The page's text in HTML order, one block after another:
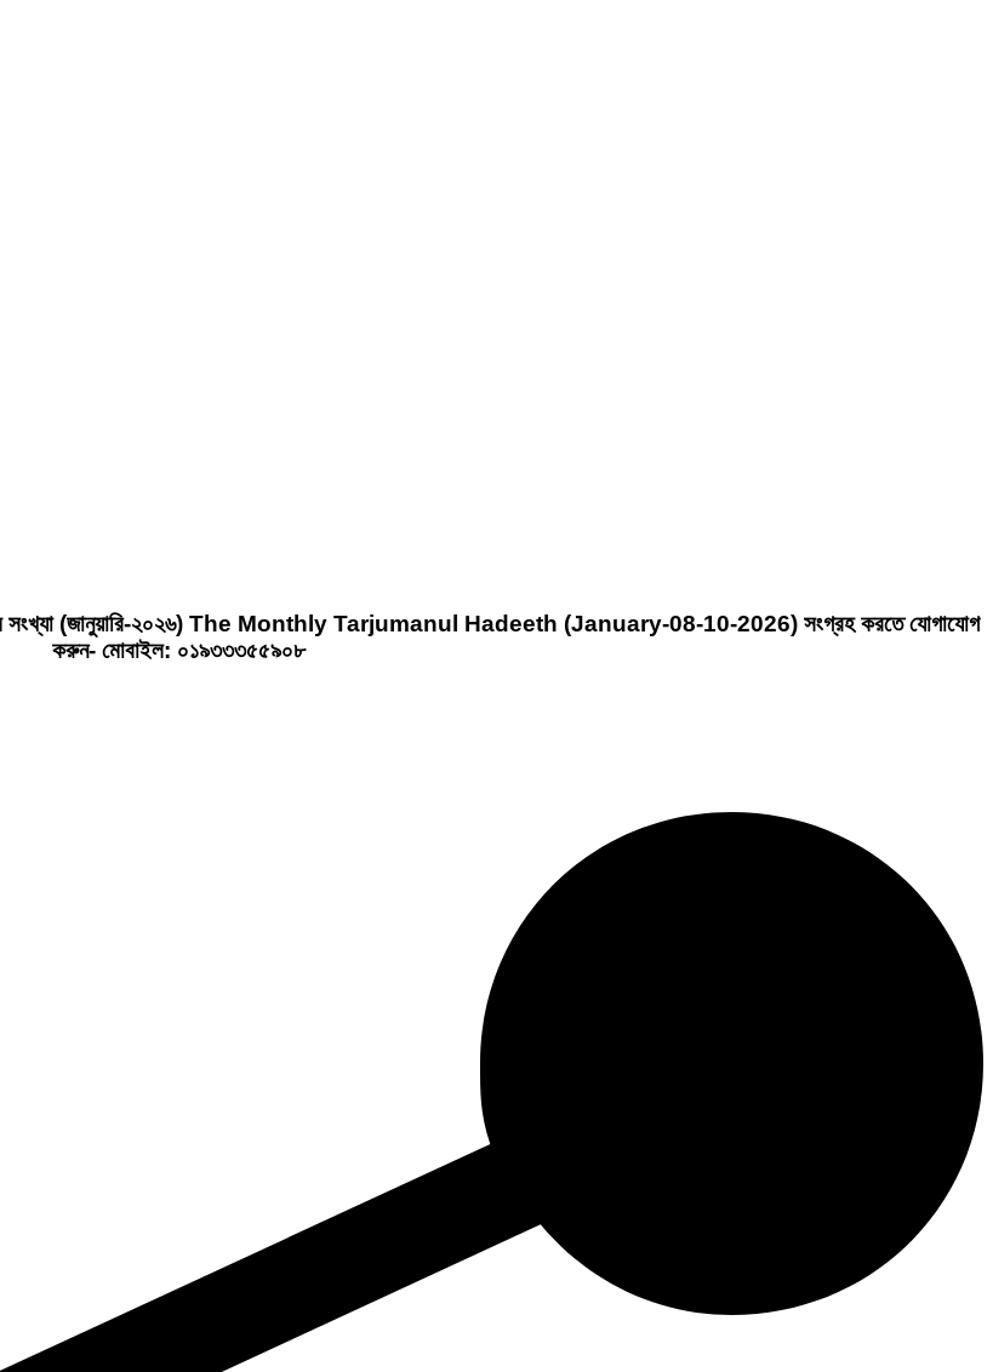
১০ম সংখ্যা (জানুয়ারি-২০২৬) The Monthly Tarjumanul Hadeeth (January-08-10-2026) সংগ্রহ করতে যোগাযোগ
করুন- মোবাইল: ০১৯৩৩৩৫৫৯০৮